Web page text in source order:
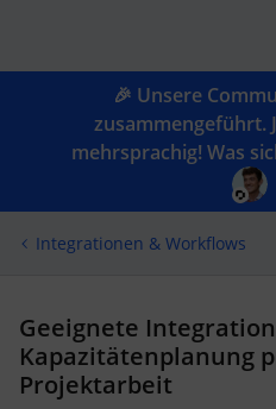
🎉 Unsere
zusammengeführt.
mehrsprachig! Was
Integrationen & Workflows
Geeignete
Kapazitätenplanung
Projektarbeit